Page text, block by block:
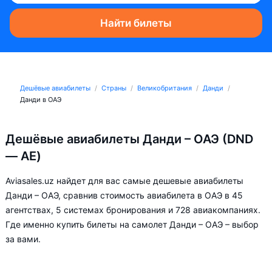
Найти билеты
Дешёвые авиабилеты Страны Великобритания
Данди
Данди в ОАЭ
Дешёвые авиабилеты Данди – ОАЭ (DND
— AE)
Aviasales.uz найдет для вас самые дешевые авиабилеты
Данди – ОАЭ, сравнив стоимость авиабилета в ОАЭ в 45
агентствах, 5 системах бронирования и 728 авиакомпаниях.
Где именно купить билеты на самолет Данди – ОАЭ – выбор
за вами.